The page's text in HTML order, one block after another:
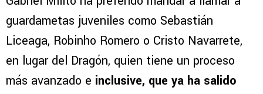
guardametas juveniles como Sebastián
Liceaga, Robinho Romero o Cristo Navarrete,
en lugar del Dragón, quien tiene un proceso
más avanzado e inclusive, que ya ha salido